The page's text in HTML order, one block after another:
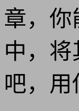
章，
中，
吧，